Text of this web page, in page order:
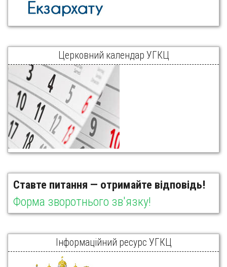
Церковний календар УГКЦ
Ставте питання — отримайте відповідь!
Форма зворотнього зв'язку!
Інформаційний ресурс УГКЦ